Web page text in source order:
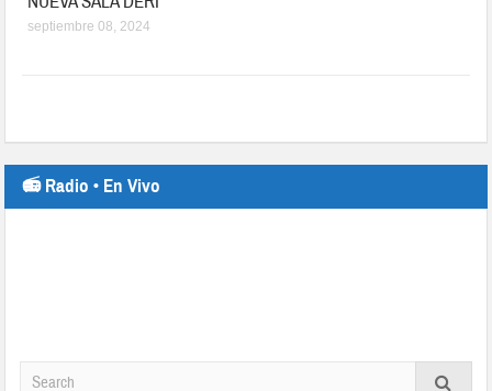
septiembre 08, 2024
📻 Radio • En Vivo